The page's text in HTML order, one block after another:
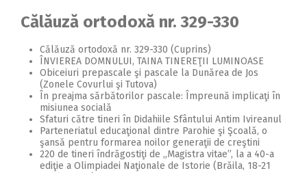
Călăuză ortodoxă nr. 329-330
Călăuză ortodoxă nr. 329-330 (Cuprins)
ÎNVIEREA DOMNULUI, TAINA TINEREŢII LUMINOASE
Obiceiuri prepascale şi pascale la Dunărea de Jos
(Zonele Covurlui şi Tutova)
În preajma sărbătorilor pascale: Împreună implicaţi în
misiunea socială
Sfaturi către tineri în Didahiile Sfântului Antim Ivireanul
Parteneriatul educaţional dintre Parohie şi Şcoală, o
şansă pentru formarea noilor generaţii de creştini
220 de tineri îndrăgostiţi de „Magistra vitae”, la a 40-a
ediţie a Olimpiadei Naţionale de Istorie (Brăila, 18-21